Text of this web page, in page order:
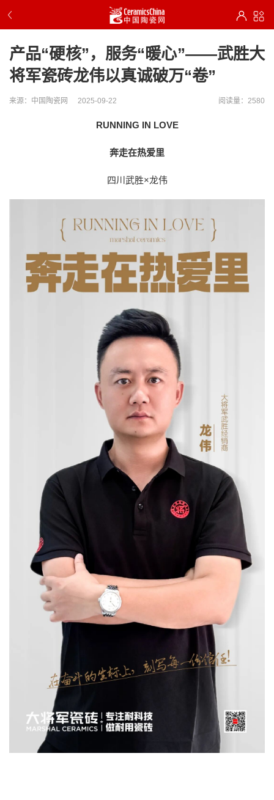
产品“硬核”，服务“暖心”——武胜大
将军瓷砖龙伟以真诚破万“卷”
来源：中国陶瓷网 2025-09-22 阅读量：2580
RUNNING IN LOVE
奔走在热爱里
四川武胜×龙伟